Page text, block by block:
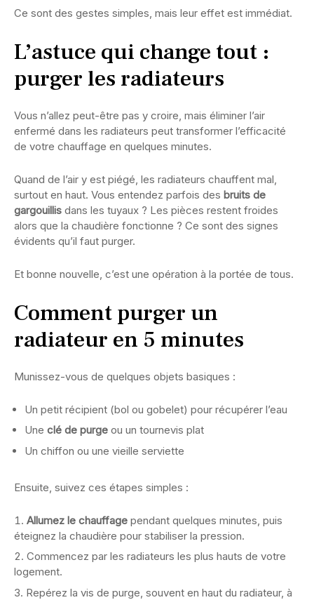
Ce sont des gestes simples, mais leur effet est immédiat.
L’astuce qui change tout :
purger les radiateurs
Vous n’allez peut-être pas y croire, mais éliminer l’air
enfermé dans les radiateurs peut transformer l’efficacité
de votre chauffage en quelques minutes.
Quand de l’air y est piégé, les radiateurs chauffent mal,
surtout en haut. Vous entendez parfois des bruits de
gargouillis dans les tuyaux ? Les pièces restent froides
alors que la chaudière fonctionne ? Ce sont des signes
évidents qu’il faut purger.
Et bonne nouvelle, c’est une opération à la portée de tous.
Comment purger un
radiateur en 5 minutes
Munissez-vous de quelques objets basiques :
Un petit récipient (bol ou gobelet) pour récupérer l’eau
Une clé de purge ou un tournevis plat
Un chiffon ou une vieille serviette
Ensuite, suivez ces étapes simples :
Allumez le chauffage pendant quelques minutes, puis
éteignez la chaudière pour stabiliser la pression.
Commencez par les radiateurs les plus hauts de votre
logement.
Repérez la vis de purge, souvent en haut du radiateur, à